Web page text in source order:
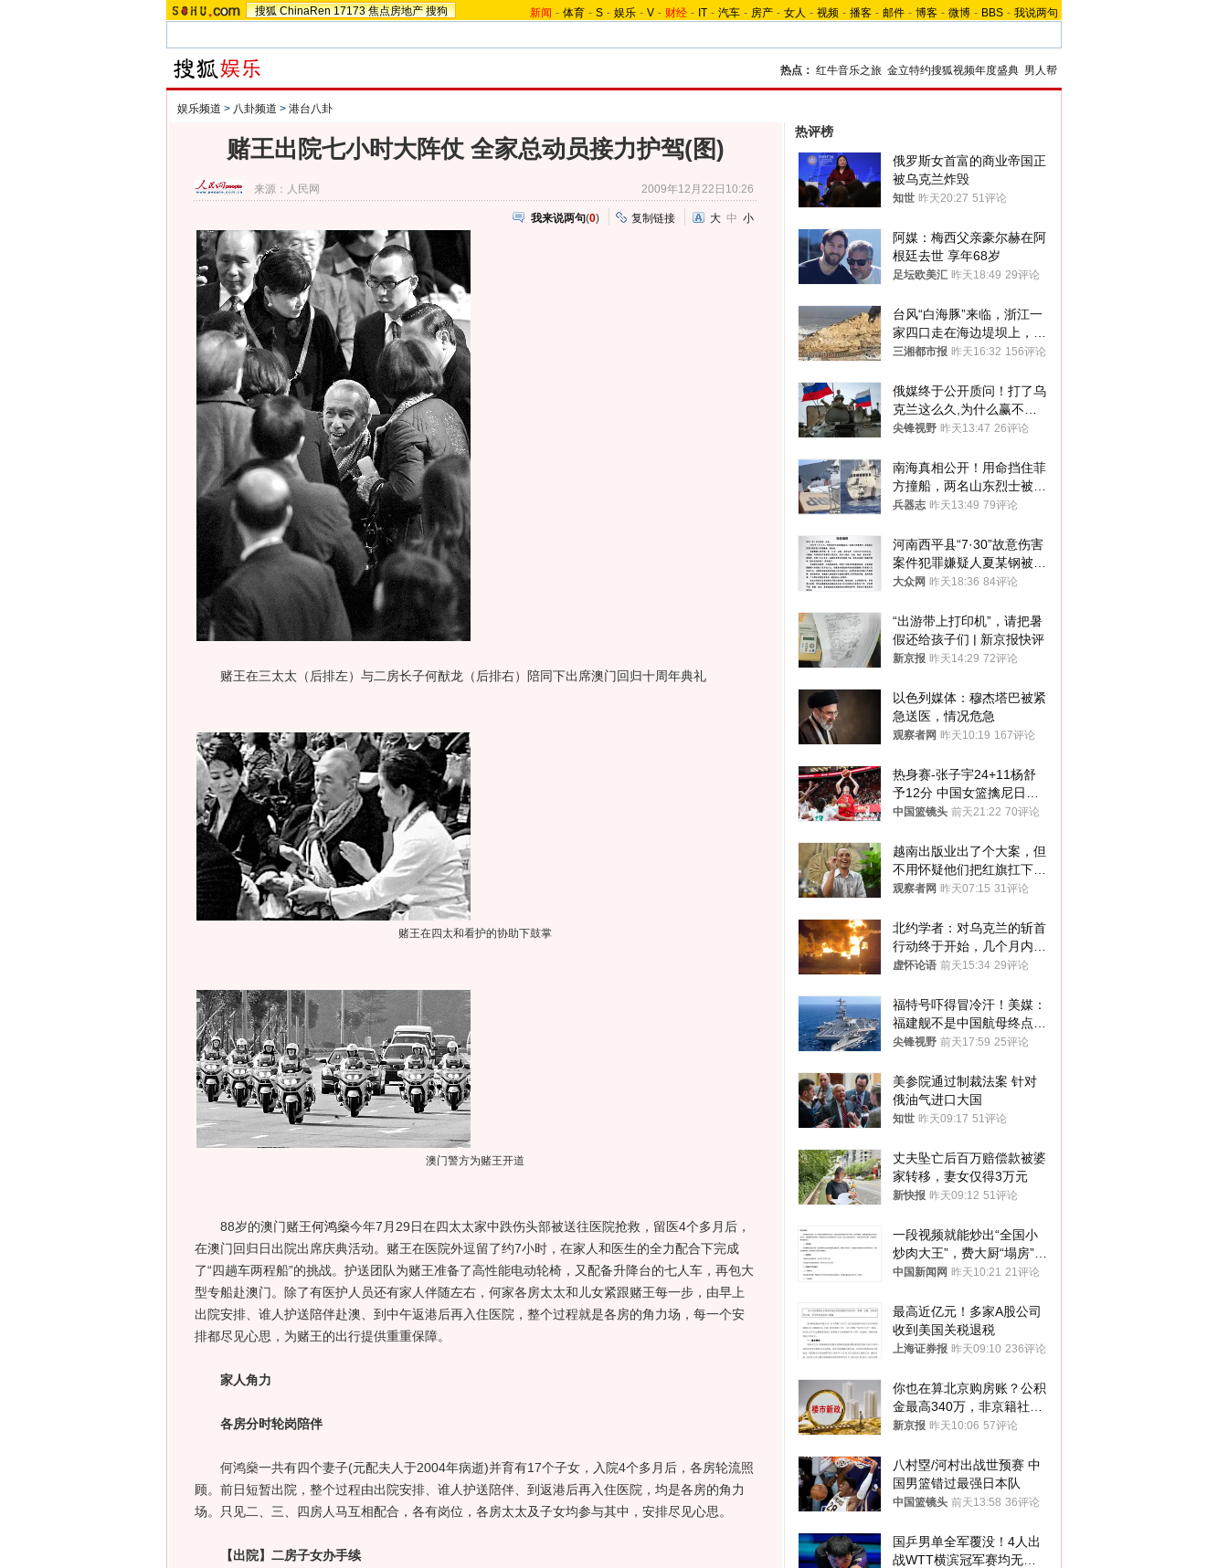
搜狐 ChinaRen 17173 焦点房地产 搜狗 新闻 - 体育 - S - 娱乐 - V - 财经 - IT - 汽车 - 房产 - 女人 - 视频 - 播客 - 邮件 - 博客 - 微博 - BBS - 我说两句
热点： 红牛音乐之旅 金立特约搜狐视频年度盛典 男人帮
娱乐频道 > 八卦频道 > 港台八卦
赌王出院七小时大阵仗 全家总动员接力护驾(图)
来源： 人民网 2009年12月22日10:26
我来说两句(0) 复制链接 大 中 小
赌王在三太太（后排左）与二房长子何猷龙（后排右）陪同下出席澳门回归十周年典礼
赌王在四太和看护的协助下鼓掌
澳门警方为赌王开道
88岁的澳门赌王何鸿燊今年7月29日在四太太家中跌伤头部被送往医院抢救，留医4个多月后，
在澳门回归日出院出席庆典活动。赌王在医院外逗留了约7小时，在家人和医生的全力配合下完成
了“四趟车两程船”的挑战。护送团队为赌王准备了高性能电动轮椅，又配备升降台的七人车，再包大
型专船赴澳门。除了有医护人员还有家人伴随左右，何家各房太太和儿女紧跟赌王每一步，由早上
出院安排、谁人护送陪伴赴澳、到中午返港后再入住医院，整个过程就是各房的角力场，每一个安
排都尽见心思，为赌王的出行提供重重保障。
家人角力
各房分时轮岗陪伴
何鸿燊一共有四个妻子(元配夫人于2004年病逝)并育有17个子女，入院4个多月后，各房轮流照
顾。前日短暂出院，整个过程由出院安排、谁人护送陪伴、到返港后再入住医院，均是各房的角力
场。只见二、三、四房人马互相配合，各有岗位，各房太太及子女均参与其中，安排尽见心思。
【出院】二房子女办手续
热评榜
俄罗斯女首富的商业帝国正
被乌克兰炸毁
知世 昨天20:27 51评论
阿媒：梅西父亲豪尔赫在阿
根廷去世 享年68岁
足坛欧美汇 昨天18:49 29评论
台风“白海豚”来临，浙江一
家四口走在海边堤坝上，其
中9岁男孩被巨浪卷入海
三湘都市报 昨天16:32 156评论
俄媒终于公开质问！打了乌
克兰这么久,为什么赢不了?
答案令人沉默
尖锋视野 昨天13:47 26评论
南海真相公开！用命挡住菲
方撞船，两名山东烈士被授
武警最高荣誉
兵器志 昨天13:49 79评论
河南西平县“7·30”故意伤害
案件犯罪嫌疑人夏某钢被抓
获
大众网 昨天18:36 84评论
“出游带上打印机”，请把暑
假还给孩子们 | 新京报快评
新京报 昨天14:29 72评论
以色列媒体：穆杰塔巴被紧
急送医，情况危急
观察者网 昨天10:19 167评论
热身赛-张子宇24+11杨舒
予12分 中国女篮擒尼日利
亚
中国篮镜头 前天21:22 70评论
越南出版业出了个大案，但
不用怀疑他们把红旗扛下去
的决心
观察者网 昨天07:15 31评论
北约学者：对乌克兰的斩首
行动终于开始，几个月内乌
将投降
虚怀论语 前天15:34 29评论
福特号吓得冒冷汗！美媒：
福建舰不是中国航母终点，
而是新起点！
尖锋视野 前天17:59 25评论
美参院通过制裁法案 针对
俄油气进口大国
知世 昨天09:17 51评论
丈夫坠亡后百万赔偿款被婆
家转移，妻女仅得3万元
新快报 昨天09:12 51评论
一段视频就能炒出“全国小
炒肉大王”，费大厨“塌房”了
吗？
中国新闻网 昨天10:21 21评论
最高近亿元！多家A股公司
收到美国关税退税
上海证券报 昨天09:10 236评论
你也在算北京购房账？公积
金最高340万，非京籍社保
1年
新京报 昨天10:06 57评论
八村塁/河村出战世预赛 中
国男篮错过最强日本队
中国篮镜头 前天13:58 36评论
国乒男单全军覆没！4人出
战WTT横滨冠军赛均无缘